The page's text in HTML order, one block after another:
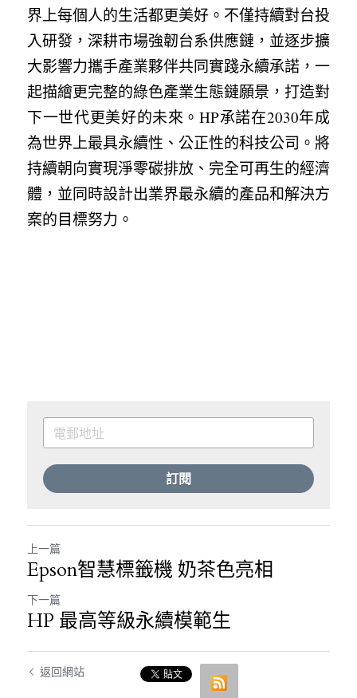
界上每個人的生活都更美好。不僅持續對台投
入研發，深耕市場強韌台系供應鏈，並逐步擴
大影響力攜手產業夥伴共同實踐永續承諾，一
起描繪更完整的綠色產業生態鏈願景，打造對
下一世代更美好的未來。HP承諾在2030年成
為世界上最具永續性、公正性的科技公司。將
持續朝向實現淨零碳排放、完全可再生的經濟
體，並同時設計出業界最永續的產品和解決方
案的目標努力。
訂閱
上一篇
Epson智慧標籤機 奶茶色亮相
下一篇
HP 最高等級永續模範生
返回網站